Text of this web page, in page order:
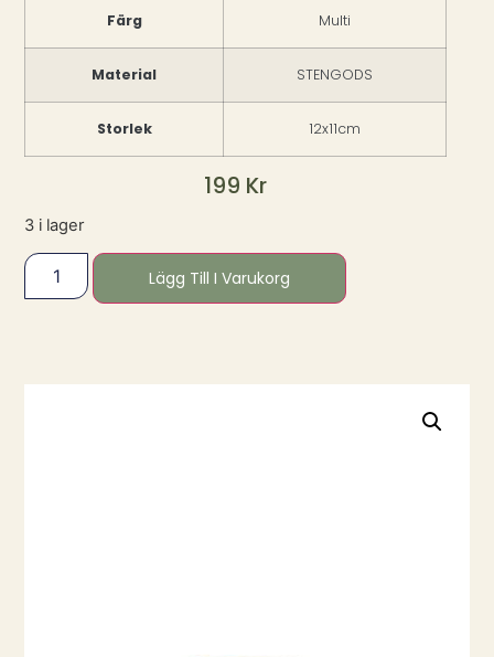
Färg Multi
Material STENGODS
Storlek 12x11cm
199 Kr
3 i lager
Lägg Till I Varukorg